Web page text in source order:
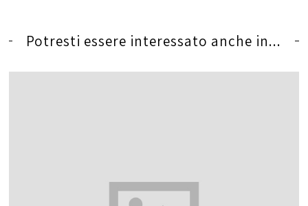
Potresti essere interessato anche in...